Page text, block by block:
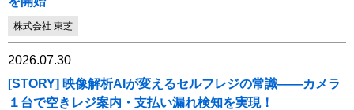
株式会社 東芝
2026.07.30
[STORY] 映像解析AIが変えるセルフレジの常識――カメラ
１台で空きレジ案内・支払い漏れ検知を実現！